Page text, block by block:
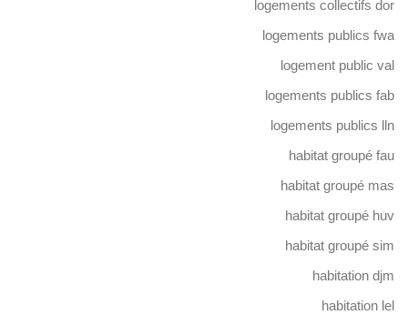
logements collectifs dor
logements publics fwa
logement public val
logements publics fab
logements publics lln
habitat groupé fau
habitat groupé mas
habitat groupé huv
habitat groupé sim
habitation djm
habitation lel